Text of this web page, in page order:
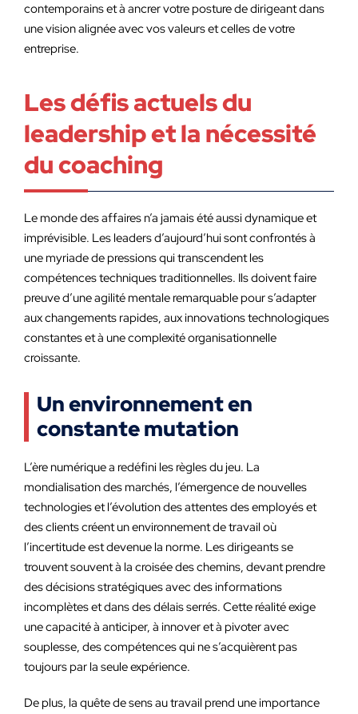
contemporains et à ancrer votre posture de dirigeant dans
une vision alignée avec vos valeurs et celles de votre
entreprise.
Les défis actuels du
leadership et la nécessité
du coaching
Le monde des affaires n’a jamais été aussi dynamique et
imprévisible. Les leaders d’aujourd’hui sont confrontés à
une myriade de pressions qui transcendent les
compétences techniques traditionnelles. Ils doivent faire
preuve d’une agilité mentale remarquable pour s’adapter
aux changements rapides, aux innovations technologiques
constantes et à une complexité organisationnelle
croissante.
Un environnement en
constante mutation
L’ère numérique a redéfini les règles du jeu. La
mondialisation des marchés, l’émergence de nouvelles
technologies et l’évolution des attentes des employés et
des clients créent un environnement de travail où
l’incertitude est devenue la norme. Les dirigeants se
trouvent souvent à la croisée des chemins, devant prendre
des décisions stratégiques avec des informations
incomplètes et dans des délais serrés. Cette réalité exige
une capacité à anticiper, à innover et à pivoter avec
souplesse, des compétences qui ne s’acquièrent pas
toujours par la seule expérience.
De plus, la quête de sens au travail prend une importance